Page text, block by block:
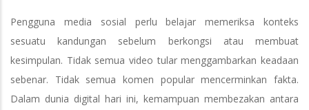
Pengguna media sosial perlu belajar memeriksa konteks
sesuatu kandungan sebelum berkongsi atau membuat
kesimpulan. Tidak semua video tular menggambarkan keadaan
sebenar. Tidak semua komen popular mencerminkan fakta.
Dalam dunia digital hari ini, kemampuan membezakan antara